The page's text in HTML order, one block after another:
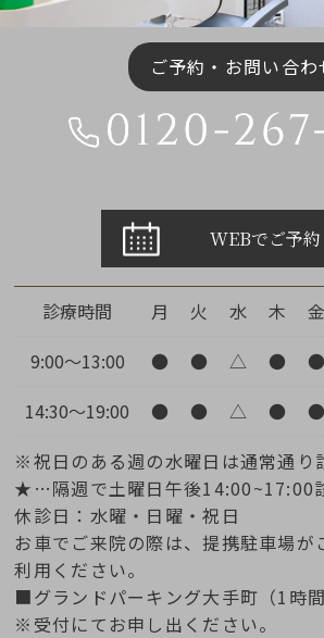
ご予約・お問い合わ
WEBでご予約
診療時間 月 火 水 木 金
9:00～13:00
● ● △ ● ●
14:30～19:00
● ● △ ● ●
※祝日のある週の水曜日は通常通り
★…隔週で土曜日午後14:00~17:00
休診日：水曜・日曜・祝日
お車でご来院の際は、提携駐車場が
利用ください。
■グランドパーキング大手町（1時間
※受付にてお申し出ください。